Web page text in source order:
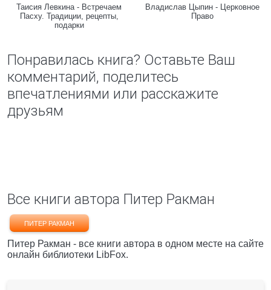
Таисия Левкина - Встречаем
Пасху. Традиции, рецепты,
подарки
Владислав Цыпин - Церковное
Право
Понравилась книга? Оставьте Ваш
комментарий, поделитесь
впечатлениями или расскажите
друзьям
Все книги автора Питер Ракман
ПИТЕР РАКМАН
Питер Ракман - все книги автора в одном месте на сайте
онлайн библиотеки LibFox.